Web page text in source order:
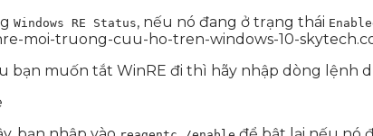
Windows RE Status, nếu nó đang ở trạng thái
bạn muốn tắt WinRE đi thì hãy nhập dòng lệnh